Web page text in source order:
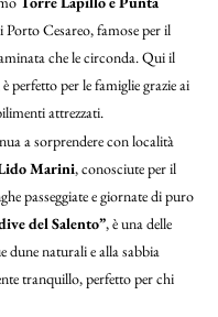
Porto Cesareo, famose per il
che le circonda. Qui il
perfetto per le famiglie grazie ai
attrezzati.
a sorprendere con località
Marini, conosciute per il
passeggiate e giornate di puro
del Salento”, è una delle
dune naturali e alla sabbia
tranquillo, perfetto per chi